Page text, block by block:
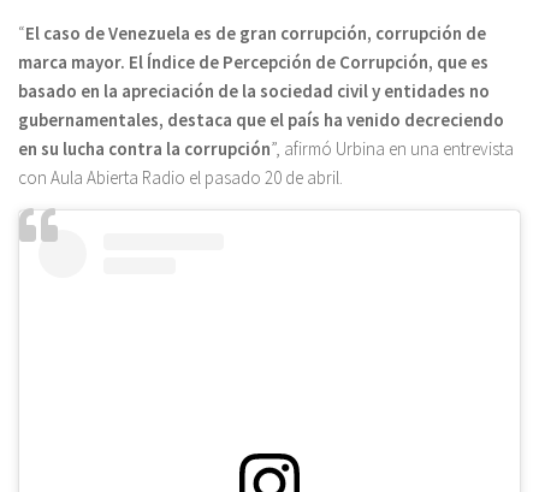
“El caso de Venezuela es de gran corrupción, corrupción de
marca mayor. El Índice de Percepción de Corrupción, que es
basado en la apreciación de la sociedad civil y entidades no
gubernamentales, destaca que el país ha venido decreciendo
en su lucha contra la corrupción”, afirmó Urbina en una entrevista
con Aula Abierta Radio el pasado 20 de abril.